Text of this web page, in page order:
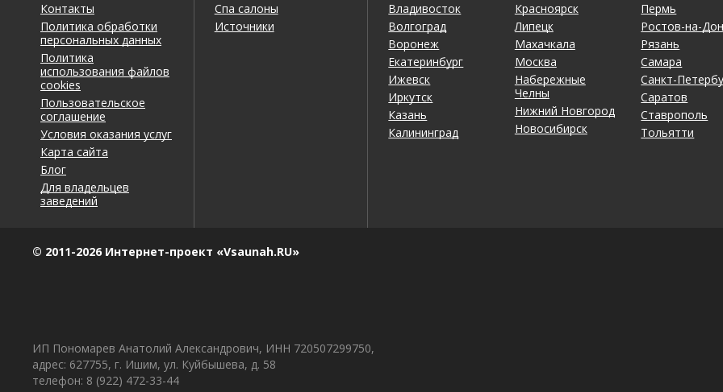
Контакты
Политика обработки
персональных данных
Политика
использования файлов
cookies
Пользовательское
соглашение
Условия оказания услуг
Карта сайта
Блог
Для владельцев
заведений
Спа салоны
Источники
Владивосток
Волгоград
Воронеж
Екатеринбург
Ижевск
Иркутск
Казань
Калининград
Красноярск
Липецк
Махачкала
Москва
Набережные
Челны
Нижний Новгород
Новосибирск
Пермь
Ростов-на-
Рязань
Самара
Санкт-
Саратов
Ставрополь
Тольятти
© 2011-2026 Интернет-проект «Vsaunah.RU»
ИП Пономарев Анатолий Александрович, ИНН 720507299750,
адрес: 627755, г. Ишим, ул. Куйбышева, д. 58
телефон: 8 (922) 472-33-44